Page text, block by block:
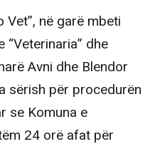
në garë mbeti
dhe
Avni dhe Blendor
sërish për procedurën
se Komuna e
24 orë afat për